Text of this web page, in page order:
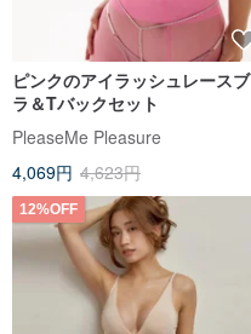
ピンクのアイラッシュレースブ
ラ＆Tバックセット
PleaseMe Pleasure
4,069円 4,623円
12%OFF